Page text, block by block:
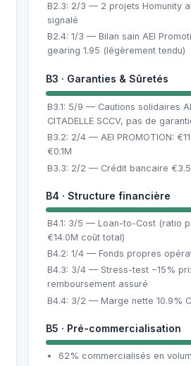
B2.3: 2/3 — 2 projets Homunity
signalé
B2.4: 1/3 — Bilan sain AEI
gearing 1.95 (légèrement tendu)
B3 · Garanties & Sûretés
B3.1: 5/9 — Cautions solidaires
CITADELLE SCCV, pas de
B3.2: 2/4 — AEI PROMOTION:
€0.1M
B3.3: 2/2 — Crédit bancaire
B4 · Structure financière
B4.1: 3/5 — Loan-to-Cost (ratio
€14.0M coût total)
B4.2: 1/4 — Fonds propres
B4.3: 3/4 — Stress-test −15%
remboursement assuré
B4.4: 3/2 — Marge nette 10.9%
B5 · Pré-commercialisation
62% commercialisés en